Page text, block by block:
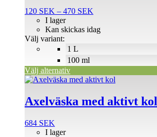
120 SEK – 470 SEK
till
1 L
100 ml
I lager
Kan skickas idag
Välj variant:
Välj alternativ
varianter.
olika
alternativen
på
produktsidan
Axelväska med aktivt kol
684 SEK
I lager